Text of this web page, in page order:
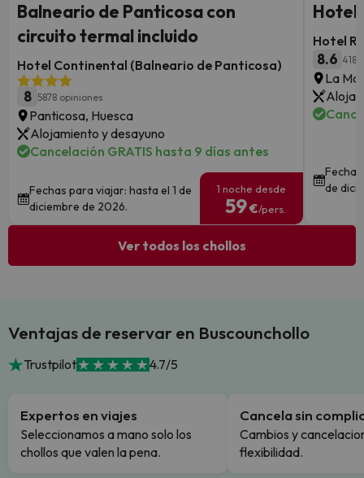
Balneario de Panticosa con
circuito termal incluido
Hotel Continental (Balneario de Panticosa)
8 5878 opiniones
Panticosa, Huesca
Alojamiento y desayuno
Cancelación GRATIS hasta 9 días antes
Fechas para viajar: hasta el 1 de
diciembre de 2026.
1 noche desde
59€/pers.
Hotel
Hotel
8.6 418
La
de
Ver todos los chollos
Ventajas de reservar en Buscounchollo
Trustpilot 4.7/5
Expertos en viajes
Seleccionamos a mano solo los
chollos que valen la pena.
Cancela sin
Cambios y
flexibilidad.